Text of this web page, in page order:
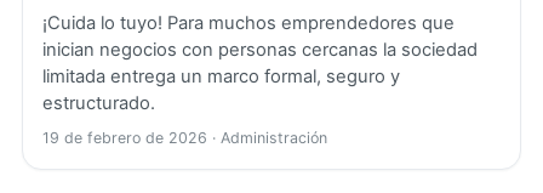
¡Cuida lo tuyo! Para muchos emprendedores que
inician negocios con personas cercanas la sociedad
limitada entrega un marco formal, seguro y
estructurado.
19 de febrero de 2026 · Administración